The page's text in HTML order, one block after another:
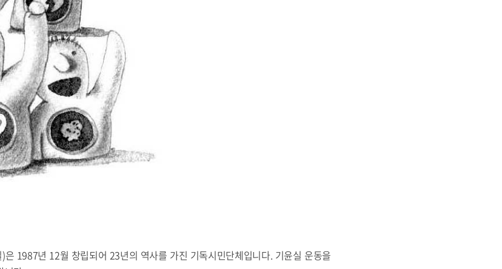
은 1987년 12월 창립되어 23년의 역사를 가진 기독시민단체입니다. 기윤실 운동을